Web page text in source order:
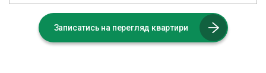
Записатись на перегляд квартири